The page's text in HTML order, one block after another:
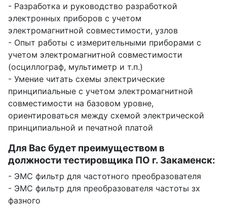
- Разработка и руководство разработкой
электронных приборов с учетом
электромагнитной совместимости, узлов
- Опыт работы с измерительными приборами с
учетом электромагнитной совместимости
(осциллограф, мультиметр и т.п.)
- Умение читать схемы электрические
принципиальные с учетом электромагнитной
совместимости на базовом уровне,
ориентироваться между схемой электрической
принципиальной и печатной платой
Для Вас будет преимуществом в
должности тестировщика ПО г. Закаменск:
- ЭМС фильтр для частотного преобразователя
- ЭМС фильтр для преобразователя частоты зх
фазного